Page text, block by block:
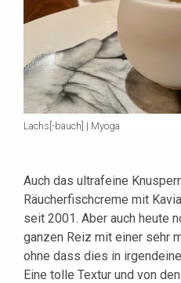
Lachs[-bauch] | Myoga
Auch das ultrafeine
Räucherfischcreme mit
seit 2001. Aber auch heute
ganzen Reiz mit einer sehr
ohne dass dies in
Eine tolle Textur und von